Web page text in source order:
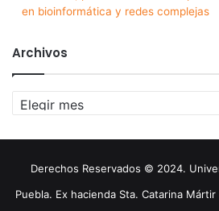
en bioinformática y redes complejas
Archivos
Archivos
Derechos Reservados © 2024.
Puebla. Ex hacienda Sta. Catarina